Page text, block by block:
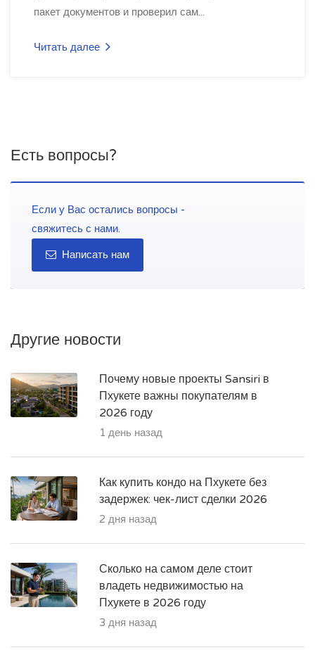
пакет документов и проверил сам...
Читать далее
Есть вопросы?
Если у Вас остались вопросы -
свяжитесь с нами.
Написать нам
Другие новости
Почему новые проекты Sansiri в
Пхукете важны покупателям в
2026 году
1 день назад
Как купить кондо на Пхукете без
задержек: чек-лист сделки 2026
2 дня назад
Сколько на самом деле стоит
владеть недвижимостью на
Пхукете в 2026 году
3 дня назад